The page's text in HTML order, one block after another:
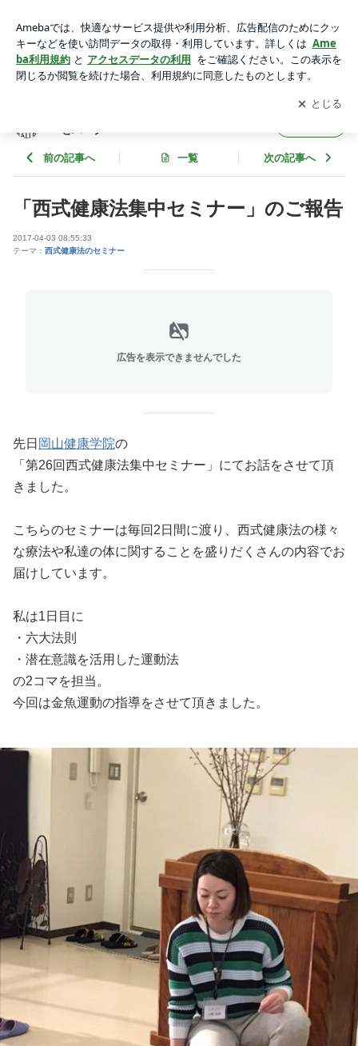
健康法とアロマテラピーとハーブ
アプリをダウンロードして ブログの更新通知
を受け取りまし
ょう。
開く
ーとハーブ
前の記事へ 一覧 次の記事へ
「西式健康法集中セミナー」のご報告
2017-04-03 08:55:33
テーマ： 西式健康法のセミナー
広告を表示できませんでした
先日 岡山健康学院の
「第26回西式健康法集中セミナー」にてお話をさせて頂
きました。
こちらのセミナーは毎回2日間に渡り、西式健康法の様々
な療法や私達の体に関することを盛りだくさんの内容でお
届けしています。
私は1日目に
・六大法則
・潜在意識を活用した運動法
の2コマを担当。
今回は金魚運動の指導をさせて頂きました。